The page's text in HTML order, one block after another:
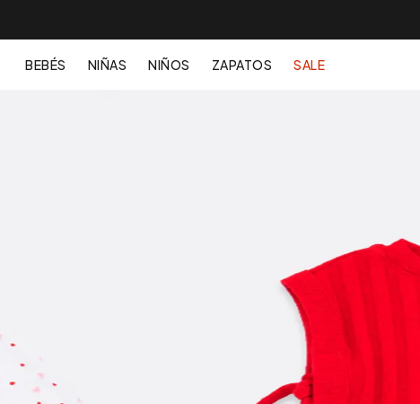
BEBÉS NIÑAS NIÑOS ZAPATOS SALE